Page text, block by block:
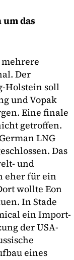
das
Der
Holstein soll
und Vopak
Eine finale
getroffen.
LNG
Das
und
eher für ein
wollte Eon
In Stade
ein Import-
der USA-
eines